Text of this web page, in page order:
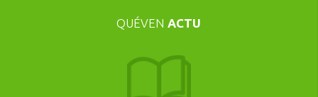
QUÉVEN ACTU